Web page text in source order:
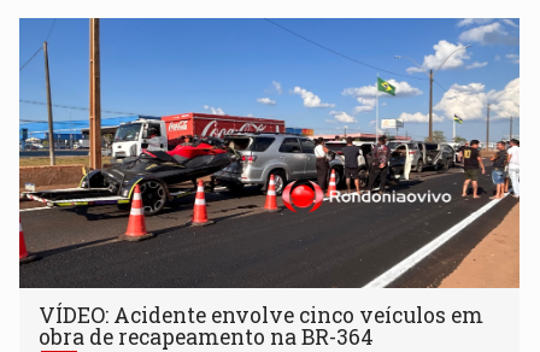
VÍDEO: Acidente envolve cinco veículos em
obra de recapeamento na BR-364